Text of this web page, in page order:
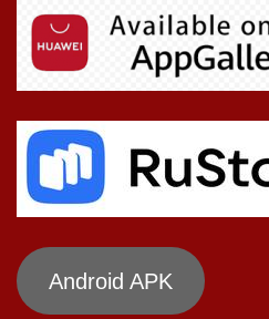
Android APK